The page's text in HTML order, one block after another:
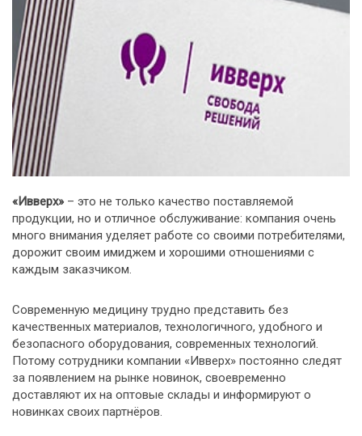
«Ивверх»– это не только качество поставляемой
продукции, но и отличное обслуживание: компания очень
много внимания уделяет работе со своими потребителями,
дорожит своим имиджем и хорошими отношениями с
каждым заказчиком.
Современную медицину трудно представить без
качественных материалов, технологичного, удобного и
безопасного оборудования, современных технологий.
Потому сотрудники компании «Ивверх» постоянно следят
за появлением на рынке новинок, своевременно
доставляют их на оптовые склады и информируют о
новинках своих партнёров.